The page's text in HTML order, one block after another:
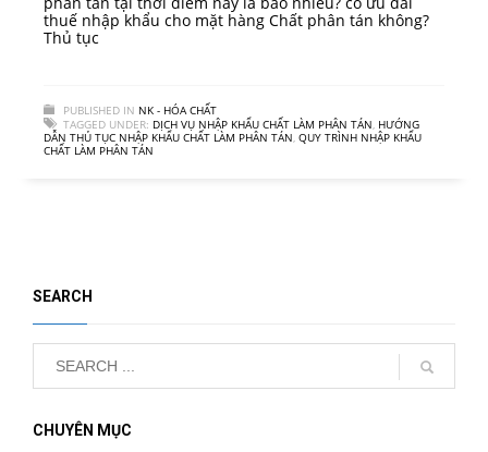
thuế nhập khẩu cho mặt hàng Chất phân tán không?
Thủ tục
PUBLISHED IN NK - HÓA CHẤT
TAGGED UNDER: DỊCH VỤ NHẬP KHẨU CHẤT LÀM PHÂN TÁN HƯỚNG
DẪN THỦ TỤC NHẬP KHẨU CHẤT LÀM PHÂN TÁN QUY TRÌNH NHẬP KHẨU
CHẤT LÀM PHÂN TÁN
SEARCH
CHUYÊN MỤC